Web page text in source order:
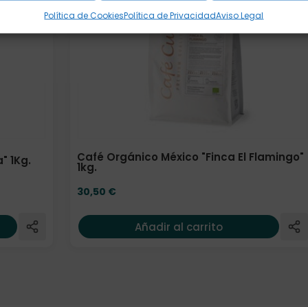
Política de CookiesPolítica de PrivacidadAviso Legal
1Kg. Café Orgánico México "Finca El Flamingo"
1kg.
30,50 €
Añadir al carrito